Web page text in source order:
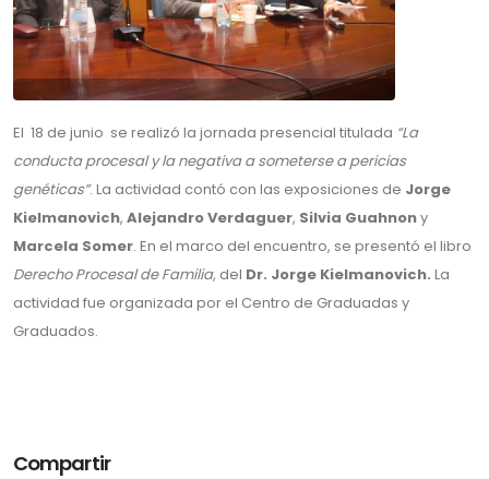
El 18 de junio se realizó la jornada presencial titulada “La
conducta procesal y la negativa a someterse a pericias
genéticas”. La actividad contó con las exposiciones de Jorge
Kielmanovich, Alejandro Verdaguer, Silvia Guahnony
Marcela Somer. En el marco del encuentro, se presentó el libro
Derecho Procesal de Familia, del Dr. Jorge Kielmanovich. La
actividad fue organizada por el Centro de Graduadas y
Graduados.
Compartir